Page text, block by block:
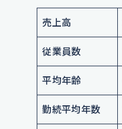
売上高
従業員数
平均年齢
勤続平均年数